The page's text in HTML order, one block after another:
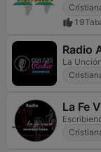
19
Radio
La
La Fe